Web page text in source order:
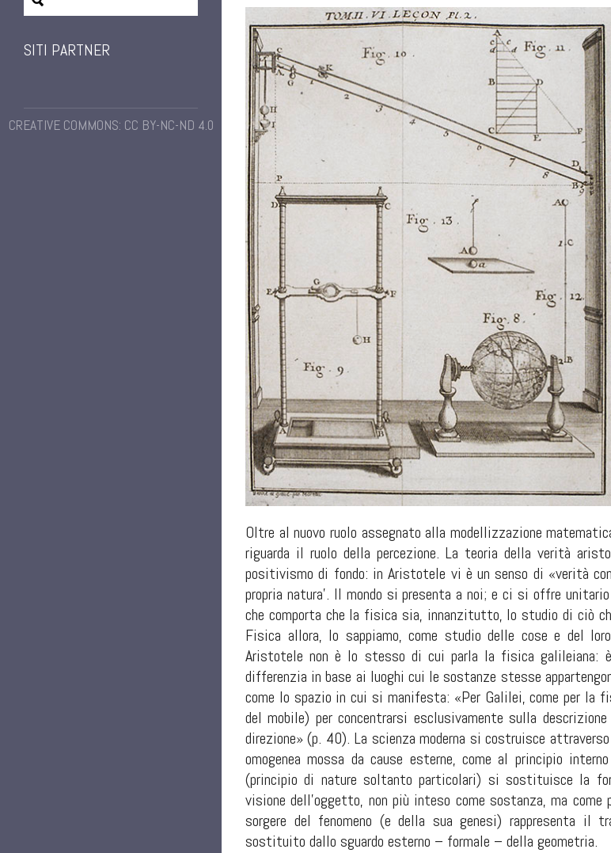
SITI PARTNER
CREATIVE COMMONS: CC BY-NC-ND 4.0
Oltre al nuovo ruolo assegnato alla modellizzazione
riguarda il ruolo della percezione. La teoria della verità
positivismo di fondo: in Aristotele vi è un senso di «verità
propria natura’. Il mondo si presenta a noi; e ci si offre
che comporta che la fisica sia, innanzitutto, lo studio di ciò
Fisica allora, lo sappiamo, come studio delle cose e del
Aristotele non è lo stesso di cui parla la fisica galileiana:
differenzia in base ai luoghi cui le sostanze stesse
come lo spazio in cui si manifesta: «Per Galilei, come per la
del mobile) per concentrarsi esclusivamente sulla
direzione» (p. 40). La scienza moderna si costruisce
omogenea mossa da cause esterne, come al principio
(principio di nature soltanto particolari) si sostituisce la
visione dell’oggetto, non più inteso come sostanza, ma
sorgere del fenomeno (e della sua genesi) rappresenta il
sostituito dallo sguardo esterno – formale – della geometria.